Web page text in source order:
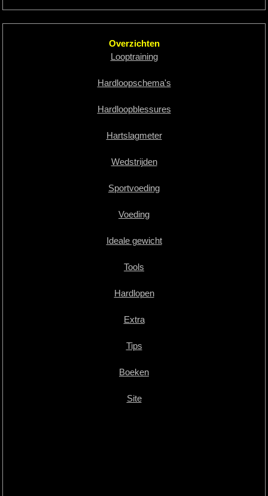
Overzichten
Looptraining
Hardloopschema's
Hardloopblessures
Hartslagmeter
Wedstrijden
Sportvoeding
Voeding
Ideale gewicht
Tools
Hardlopen
Extra
Tips
Boeken
Site